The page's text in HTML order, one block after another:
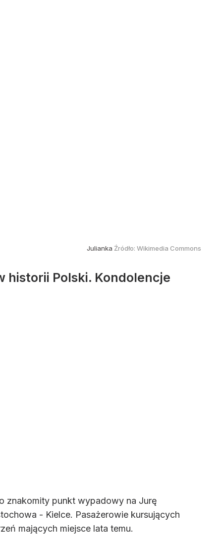
Julianka Źródło: Wikimedia Commons
historii Polski. Kondolencje
znakomity punkt wypadowy na Jurę
- Kielce. Pasażerowie kursujących
mających miejsce lata temu.